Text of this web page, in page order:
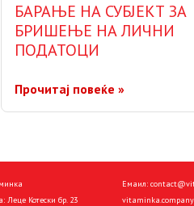
БАРАЊЕ НА СУБЈЕКТ ЗА
БРИШЕЊЕ НА ЛИЧНИ
ПОДАТОЦИ
Прочитај повеќе »
Леце Котески бр. 23
Емаил:
vitaminka.company